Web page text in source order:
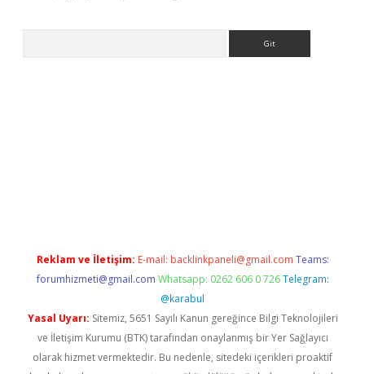
Reklam ve İletişim: E-mail: backlinkpaneli@gmail.com Teams:
forumhizmeti@gmail.com Whatsapp: 0262 606 0 726 Telegram:
@karabul
Yasal Uyarı: Sitemiz, 5651 Sayılı Kanun gereğince Bilgi Teknolojileri
ve İletişim Kurumu (BTK) tarafından onaylanmış bir Yer Sağlayıcı
olarak hizmet vermektedir. Bu nedenle, sitedeki içerikleri proaktif